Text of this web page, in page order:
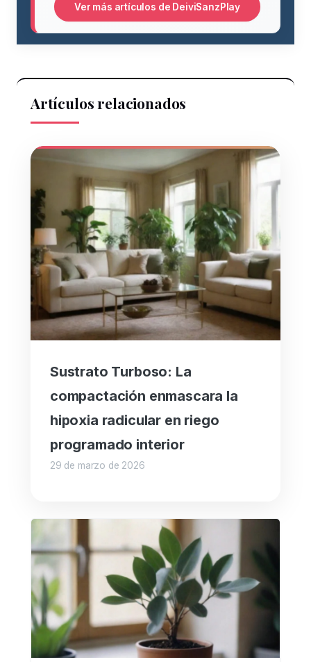
Ver más artículos de DeiviSanzPlay
Artículos relacionados
Sustrato Turboso: La
compactación enmascara la
hipoxia radicular en riego
programado interior
29 de marzo de 2026